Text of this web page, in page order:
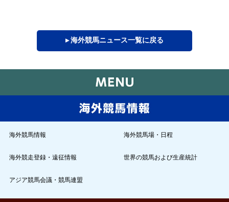
▸ 海外競馬ニュース一覧に戻る
海外競馬情報 海外競馬場・日程
海外競走登録・遠征情報 世界の競馬および生産統計
アジア競馬会議・競馬連盟